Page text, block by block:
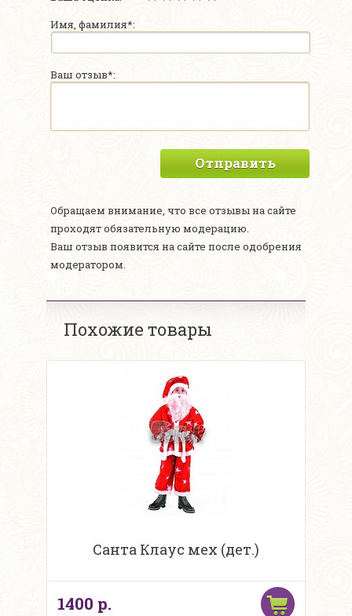
Имя, фамилия*:
Ваш отзыв*:
Отправить
Обращаем внимание, что все отзывы на сайте
проходят обязательную модерацию.
Ваш отзыв появится на сайте после одобрения
модератором.
Похожие товары
Санта Клаус мех (дет.)
1400 р.